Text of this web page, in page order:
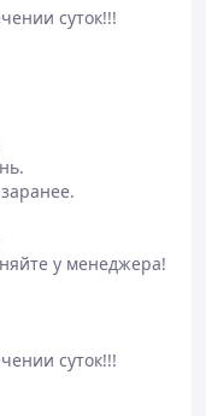
суток!!!
у менеджера!
суток!!!